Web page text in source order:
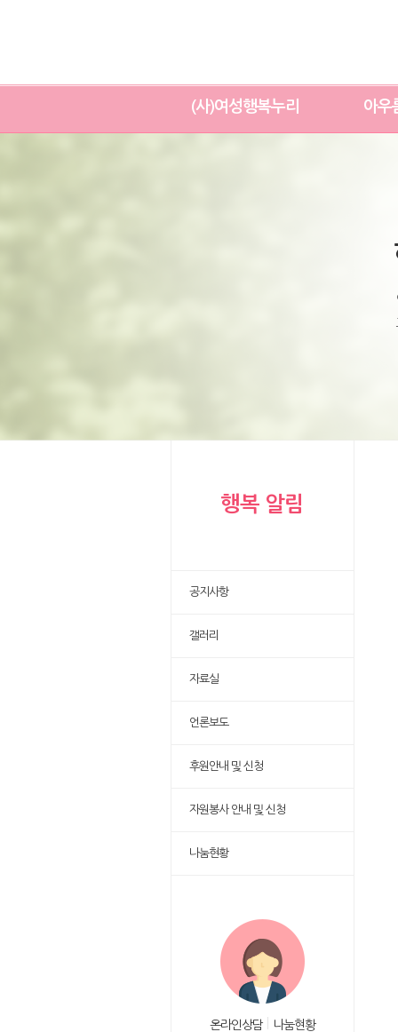
(사)여성행복누리 아우
행복 알림
공지사항
갤러리
자료실
언론보도
후원안내 및 신청
자원봉사 안내 및 신청
나눔현황
온라인상담
나눔현황